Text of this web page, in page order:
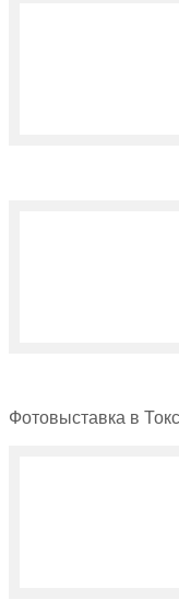
Фотовыставка в